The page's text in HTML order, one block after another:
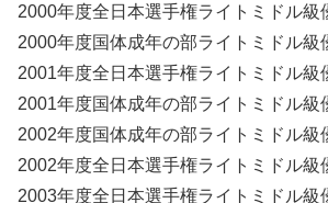
2000年度全日本選手権ライトミドル級
2000年度国体成年の部ライトミドル級
2001年度全日本選手権ライトミドル級
2001年度国体成年の部ライトミドル級
2002年度国体成年の部ライトミドル級
2002年度全日本選手権ライトミドル級
2003年度全日本選手権ライトミドル級